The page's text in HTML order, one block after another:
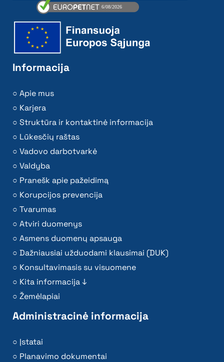
Informacija
Apie mus
Karjera
Struktūra ir kontaktinė informacija
Lūkesčių raštas
Vadovo darbotvarkė
Valdyba
Pranešk apie pažeidimą
Korupcijos prevencija
Tvarumas
Atviri duomenys
Asmens duomenų apsauga
Dažniausiai užduodami klausimai (DUK)
Konsultavimasis su visuomene
Kita informacija ↓
Žemėlapiai
Administracinė informacija
Įstatai
Planavimo dokumentai